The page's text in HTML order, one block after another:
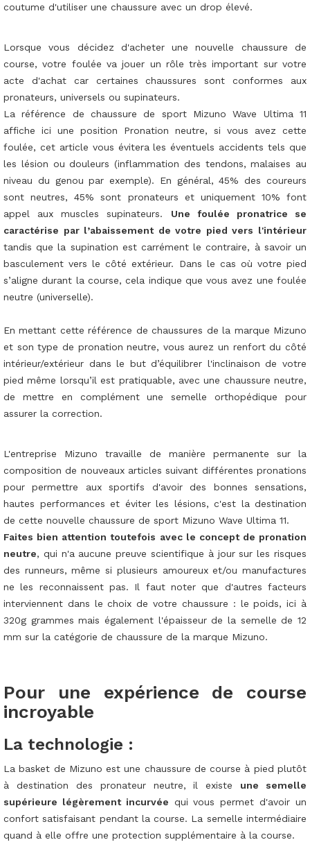
coutume d'utiliser une chaussure avec un drop élevé.
Lorsque vous décidez d'acheter une nouvelle chaussure de
course, votre foulée va jouer un rôle très important sur votre
acte d'achat car certaines chaussures sont conformes aux
pronateurs, universels ou supinateurs.
La référence de chaussure de sport Mizuno Wave Ultima 11
affiche ici une position Pronation neutre, si vous avez cette
foulée, cet article vous évitera les éventuels accidents tels que
les lésion ou douleurs (inflammation des tendons, malaises au
niveau du genou par exemple). En général, 45% des coureurs
sont neutres, 45% sont pronateurs et uniquement 10% font
appel aux muscles supinateurs. Une foulée pronatrice se
caractérise par l’abaissement de votre pied vers l'intérieur
tandis que la supination est carrément le contraire, à savoir un
basculement vers le côté extérieur. Dans le cas où votre pied
s’aligne durant la course, cela indique que vous avez une foulée
neutre (universelle).
En mettant cette référence de chaussures de la marque Mizuno
et son type de pronation neutre, vous aurez un renfort du côté
intérieur/extérieur dans le but d’équilibrer l'inclinaison de votre
pied même lorsqu’il est pratiquable, avec une chaussure neutre,
de mettre en complément une semelle orthopédique pour
assurer la correction.
L'entreprise Mizuno travaille de manière permanente sur la
composition de nouveaux articles suivant différentes pronations
pour permettre aux sportifs d'avoir des bonnes sensations,
hautes performances et éviter les lésions, c'est la destination
de cette nouvelle chaussure de sport Mizuno Wave Ultima 11.
Faites bien attention toutefois avec le concept de pronation
neutre, qui n'a aucune preuve scientifique à jour sur les risques
des runneurs, même si plusieurs amoureux et/ou manufactures
ne les reconnaissent pas. Il faut noter que d'autres facteurs
interviennent dans le choix de votre chaussure : le poids, ici à
320g grammes mais également l'épaisseur de la semelle de 12
mm sur la catégorie de chaussure de la marque Mizuno.
Pour une expérience de course
incroyable
La technologie :
La basket de Mizuno est une chaussure de course à pied plutôt
à destination des pronateur neutre, il existe une semelle
supérieure légèrement incurvée qui vous permet d'avoir un
confort satisfaisant pendant la course. La semelle intermédiaire
quand à elle offre une protection supplémentaire à la course.